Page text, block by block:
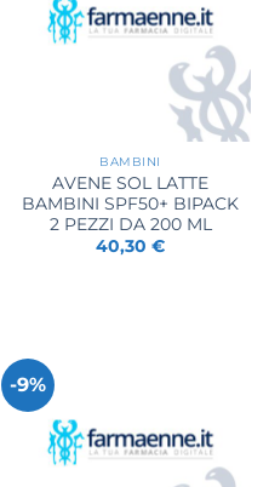
BAMBINI
AVENE SOL LATTE
BAMBINI SPF50+ BIPACK
2 PEZZI DA 200 ML
40,30 €
-9%